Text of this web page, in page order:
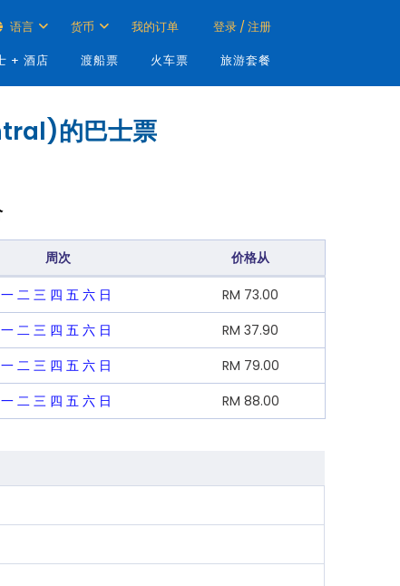
语言 货币 我的订单
登录 / 注册
+ 酒店 渡船票 火车票 旅游套餐
的巴士票
周次 价格从
一 二 三 四 五 六 日 RM 73.00
一 二 三 四 五 六 日 RM 37.90
一 二 三 四 五 六 日 RM 79.00
一 二 三 四 五 六 日 RM 88.00